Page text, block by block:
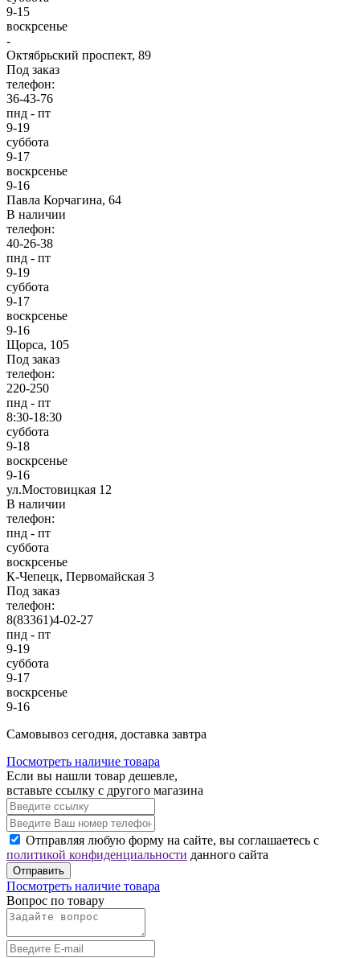
9-15
воскрсенье
-
Октябрьский проспект, 89
Под заказ
телефон:
36-43-76
пнд - пт
9-19
суббота
9-17
воскрсенье
9-16
Павла Корчагина, 64
В наличии
телефон:
40-26-38
пнд - пт
9-19
суббота
9-17
воскрсенье
9-16
Щорса, 105
Под заказ
телефон:
220-250
пнд - пт
8:30-18:30
суббота
9-18
воскрсенье
9-16
ул.Мостовицкая 12
В наличии
телефон:
пнд - пт
суббота
воскрсенье
К-Чепецк, Первомайская 3
Под заказ
телефон:
8(83361)4-02-27
пнд - пт
9-19
суббота
9-17
воскрсенье
9-16
Cамовывоз сегодня, доставка завтра
Посмотреть наличие товара
Если вы нашли товар дешевле,
вставьте ссылку с другого магазина
Отправляя любую форму на сайте, вы соглашаетесь с
политикой конфиденциальности данного сайта
Отправить
Посмотреть наличие товара
Вопрос по товару